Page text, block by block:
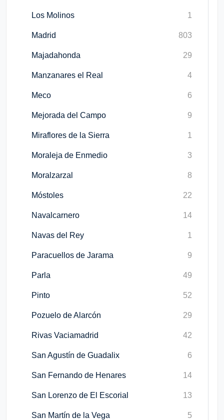
Los Molinos 1
Madrid 803
Majadahonda 29
Manzanares el Real 4
Meco 6
Mejorada del Campo 9
Miraflores de la Sierra 1
Moraleja de Enmedio 3
Moralzarzal 8
Móstoles 22
Navalcarnero 14
Navas del Rey 1
Paracuellos de Jarama 9
Parla 49
Pinto 52
Pozuelo de Alarcón 29
Rivas Vaciamadrid 42
San Agustín de Guadalix 6
San Fernando de Henares 14
San Lorenzo de El Escorial 13
San Martín de la Vega 5